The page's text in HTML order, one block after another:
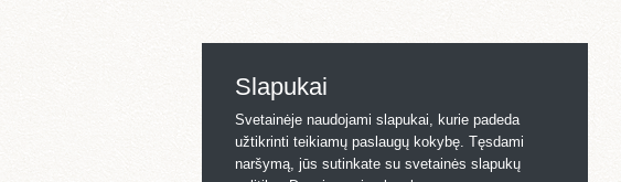
Slapukai
Svetainėje naudojami slapukai, kurie padeda
užtikrinti teikiamų paslaugų kokybę. Tęsdami
naršymą, jūs sutinkate su svetainės slapukų